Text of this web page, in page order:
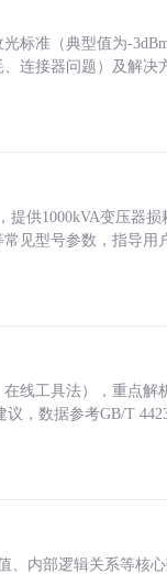
标准（典型值为-
连接器问题）及解决
提供1000kVA变压器
见型号参数，指导用
线工具法），重点解
，数据参考GB/T
、内部逻辑关系等核